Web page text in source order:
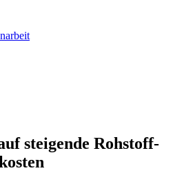
steigende Rohstoff-